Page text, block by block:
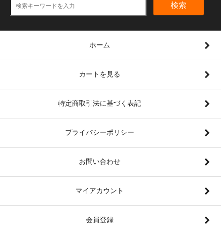
検索
ホーム
カートを見る
特定商取引法に基づく表記
プライバシーポリシー
お問い合わせ
マイアカウント
会員登録